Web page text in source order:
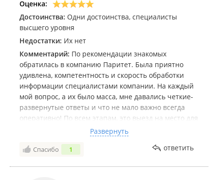
Оценка:
Достоинства: Одни достоинства, специалисты
высшего уровня
Недостатки: Их нет
Комментарий: По рекомендации знакомых
обратилась в компанию Паритет. Была приятно
удивлена, компетентность и скорость обработки
информации специалистами компании. На каждый
мой вопрос, а их было масса, мне давались четкие-
развернутые ответы и что не мало важно всегда
оперативно! По всем этапам, это выезд на место для
замеров, межевание и плюс масса нюансов, можно
сказать носили нас на ручках. Благодарю
сотрудников компании, роста и процветая вам, вы -
Развернуть
Спасибо 1 ответить